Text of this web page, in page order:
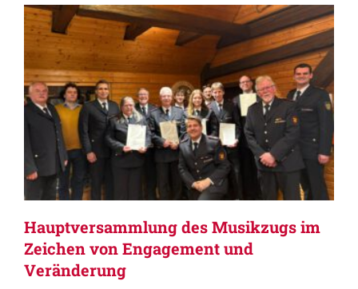
Hauptversammlung des Musikzugs im
Zeichen von Engagement und
Veränderung